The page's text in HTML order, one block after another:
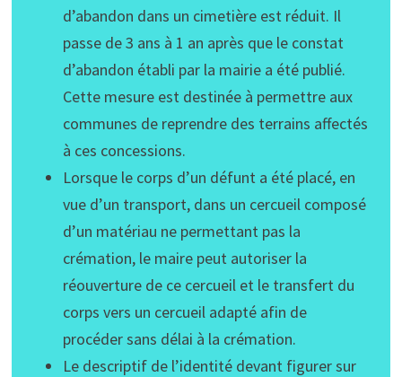
d’abandon dans un cimetière est réduit. Il
passe de 3 ans à 1 an après que le constat
d’abandon établi par la mairie a été publié.
Cette mesure est destinée à permettre aux
communes de reprendre des terrains affectés
à ces concessions.
Lorsque le corps d’un défunt a été placé, en
vue d’un transport, dans un cercueil composé
d’un matériau ne permettant pas la
crémation, le maire peut autoriser la
réouverture de ce cercueil et le transfert du
corps vers un cercueil adapté afin de
procéder sans délai à la crémation.
Le descriptif de l’identité devant figurer sur